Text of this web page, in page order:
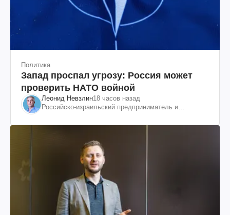
Политика
Запад проспал угрозу: Россия может
проверить НАТО войной
Леонид Невзлин18 часов назад
Российско-израильский предприниматель и
"ЮКОСа"